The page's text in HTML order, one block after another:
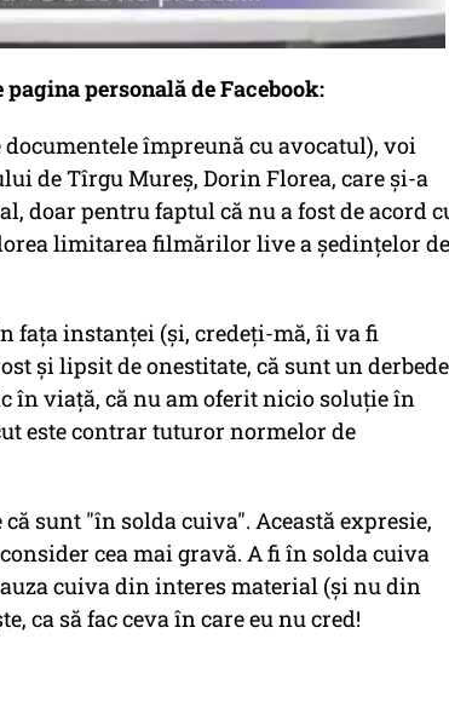
personală de Facebook:
împreună cu avocatul), voi
de Tîrgu Mureș, Dorin Florea, care și-a
doar pentru faptul că nu a fost de acord
limitarea filmărilor live a ședințelor de
fața instanței (și, credeți-mă, îi va fi
și lipsit de onestitate, că sunt un
în viață, că nu am oferit nicio soluție în
este contrar tuturor normelor de
sunt "în solda cuiva". Această expresie,
cea mai gravă. A fi în solda cuiva
cuiva din interes material (și nu din
ca să fac ceva în care eu nu cred!